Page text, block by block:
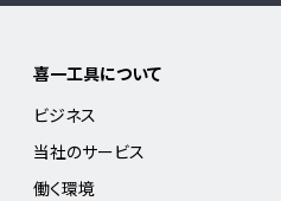
喜一工具について
ビジネス
当社のサービス
働く環境